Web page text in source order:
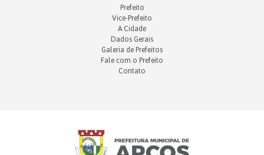
Prefeito
Vice-Prefeito
A Cidade
Dados Gerais
Galeria de Prefeitos
Fale com o Prefeito
Contato